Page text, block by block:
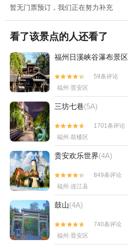
暂无门票预订，我们正在努力补充
看了该景点的人还看了
福州日溪峡谷瀑布景区


59条评论
福州·晋安区
三坊七巷(5A)


1701条评论
福州·鼓楼区
贵安欢乐世界(4A)


849条评论
福州·连江县
鼓山(4A)


740条评论
福州·晋安区